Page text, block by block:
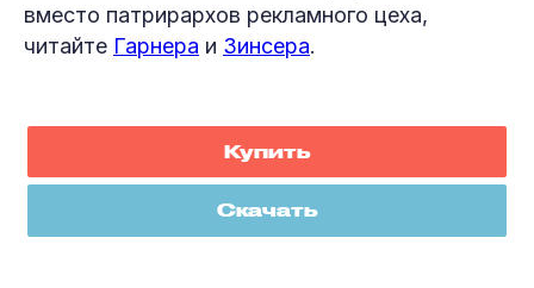
вместо патрирархов рекламного цеха,
читайте Гарнера и Зинсера.
Купить
Скачать